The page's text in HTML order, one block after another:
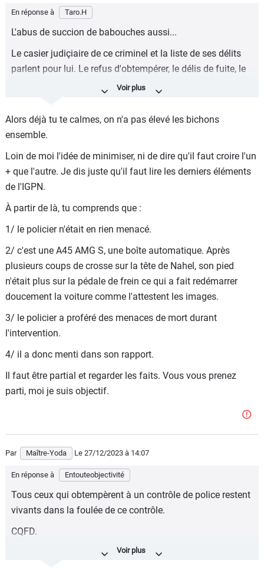
En réponse à Taro.H
L'abus de succion de babouches aussi...
Le casier judiçiaire de ce criminel et la liste de ses délits
parlent pour lui. Le refus d'obtempérer, le délis de fuite, le
second refus d'obtempérer quand il est acculé, sa
parois Déclament tous son innocence à ce petit ange ?
Faudrait lui donner la légion d'honneur tant qu'on y est ?
aussi chargé assis derrière lui ? C'est sur le policier a tiré
puis la voiture a démarer toute seule remonté la côte puis
décider de s'emplafonner contre l'ilot central ?
Si la raclure n"avait rien à se preprocher elle se serait
arrêtée au premier contrôle dit "bonjour monsieur l'agent"
monsieur l'agent." Il a choisi l'option B il a perdu bon
Alors déjà tu te calmes, on n'a pas élevé les bichons
ensemble.
Loin de moi l'idée de minimiser, ni de dire qu'il faut croire l'un
+ que l'autre. Je dis juste qu'il faut lire les derniers éléments
de l'IGPN.
À partir de là, tu comprends que :
1/ le policier n'était en rien menacé.
2/ c'est une A45 AMG S, une boîte automatique. Après
plusieurs coups de crosse sur la tête de Nahel, son pied
n'était plus sur la pédale de frein ce qui a fait redémarrer
doucement la voiture comme l'attestent les images.
3/ le policier a proféré des menaces de mort durant
l'intervention.
4/ il a donc menti dans son rapport.
Il faut être partial et regarder les faits. Vous vous prenez
parti, moi je suis objectif.
Par Maître-Yoda Le 27/12/2023 à 14:07
En réponse à Entouteobjectivité
Tous ceux qui obtempèrent à un contrôle de police restent
vivants dans la foulée de ce contrôle.
CQFD.
Et quand on joue, on accepte de pouvoir perdre. Nahel a